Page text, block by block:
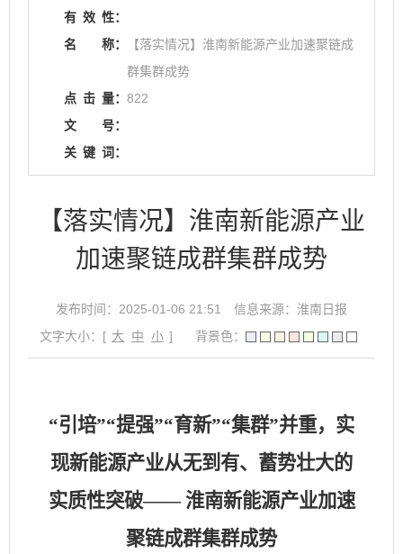
有 效 性：
名
称：
【落实情况】淮南新能源产业加速聚链成
群集群成势
点 击 量： 822
文
号：
关 键 词：
【落实情况】淮南新能源产业
加速聚链成群集群成势
发布时间：2025-01-06 21:51
信息来源：淮南日报
文字大小：[ 大 中 小 ] 背景色：
“引培”“提强”“育新”“集群”并重，实
现新能源产业从无到有、蓄势壮大的
实质性突破—— 淮南新能源产业加速
聚链成群集群成势